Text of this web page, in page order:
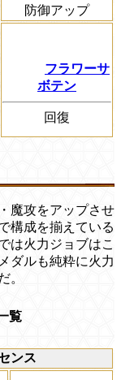
防御アップ
フラワーサ
ボテン
回復
魔攻をアップさせ
構成を揃えている
は火力ジョブはこ
ダルも純粋に火力
。
覧
ンス